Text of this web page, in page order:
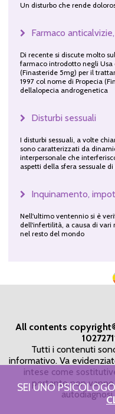
Un disturbo che rende
Farmaco
Di recente si discute molto
farmaco introdotto negli Usa
(Finasteride 5mg) per il
1997 col nome di Propecia
dellalopecia androgenetica
Disturbi sessuali
I disturbi sessuali, a volte
sono caratterizzati da
interpersonale che
aspetti della sfera sessuale
Inquinamento,
Nell'ultimo ventennio si è
dell'infertilità, a causa di vari
nel resto del mondo
All contents
Tutti i contenuti
informativo. Va
intese come
pertanto non
SEI UNO